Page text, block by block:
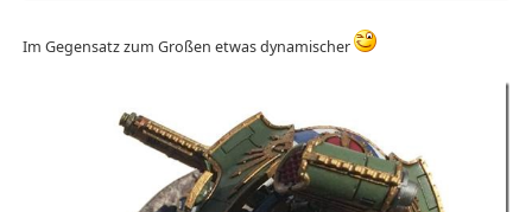
Im Gegensatz zum Großen etwas dynamischer